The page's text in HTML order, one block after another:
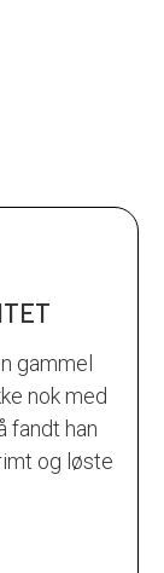
gammel
nok med
fandt han
og løste